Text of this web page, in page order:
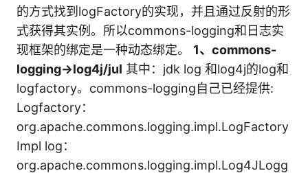
的方式找到logFactory的实现，并且通过反射的形
式获得其实例。所以commons-logging和日志实
现框架的绑定是一种动态绑定。 1、commons-
logging->log4j/jul 其中：jdk log 和log4j的log和
logfactory。commons-logging自己已经提供:
Logfactory：
org.apache.commons.logging.impl.LogFactory
Impl log：
org.apache.commons.logging.impl.Log4JLogg